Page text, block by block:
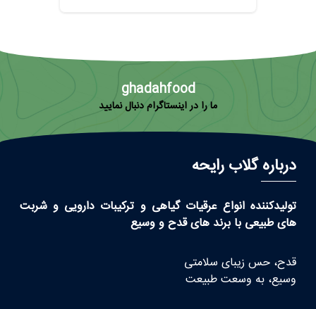
ghadahfood
ما را در اینستاگرام دنبال نمایید
درباره گلاب رایحه
تولیدکننده انواع عرقیات گیاهی و ترکیبات دارویی و شربت
های طبیعی با برند های قدح و وسیع
قدح، حس زیبای سلامتی
وسیع، به وسعت طبیعت